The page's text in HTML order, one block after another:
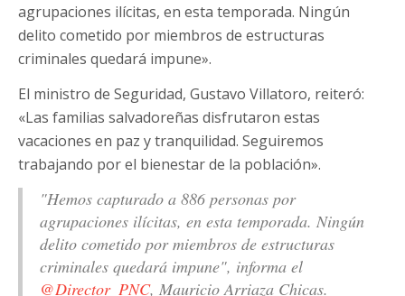
agrupaciones ilícitas, en esta temporada. Ningún
delito cometido por miembros de estructuras
criminales quedará impune».
El ministro de Seguridad, Gustavo Villatoro, reiteró:
«Las familias salvadoreñas disfrutaron estas
vacaciones en paz y tranquilidad. Seguiremos
trabajando por el bienestar de la población».
"Hemos capturado a 886 personas por
agrupaciones ilícitas, en esta temporada. Ningún
delito cometido por miembros de estructuras
criminales quedará impune", informa el
@Director_PNC, Mauricio Arriaza Chicas.